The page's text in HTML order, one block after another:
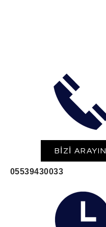
BİZİ ARAYIN
05539430033